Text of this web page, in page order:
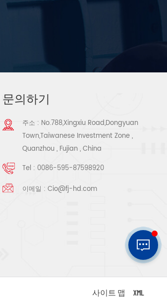
문의하기
주소 : No.788,Xingxiu Road,Dongyuan
Town,Taiwanese Investment Zone ,
Quanzhou , Fujian , China
Tel : 0086-595-87598920
이메일 :Cio@fj-hd.com
사이트 맵 XML